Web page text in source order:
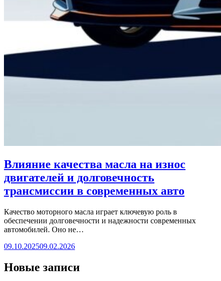
Влияние качества масла на износ
двигателей и долговечность
трансмиссии в современных авто
Качество моторного масла играет ключевую роль в
обеспечении долговечности и надежности современных
автомобилей. Оно не…
09.10.202509.02.2026
Новые записи